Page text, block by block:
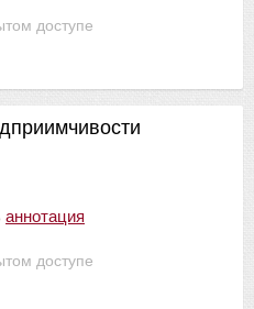
доступе
доступе
аннотация